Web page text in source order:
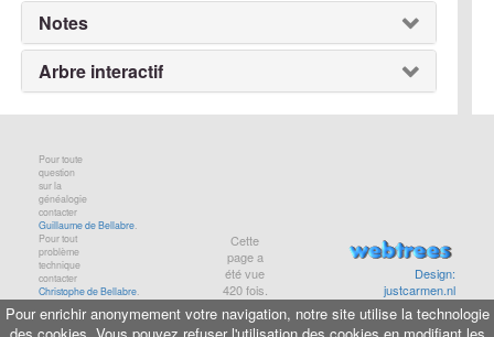
Notes
Arbre interactif
Pour toute
question
sur la
généalogie
contacter
Guillaume de Bellabre.
Pour tout
problème
technique
contacter
Christophe de Bellabre.
Cette
page a
été vue
420fois.
Design:
justcarmen.nl
Pour enrichir anonymement votre navigation, notre site utilise la technologie